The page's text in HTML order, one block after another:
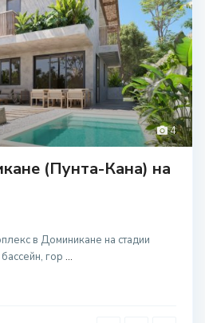
4
(Пунта-Кана) на
в Доминикане на стадии
гор ...